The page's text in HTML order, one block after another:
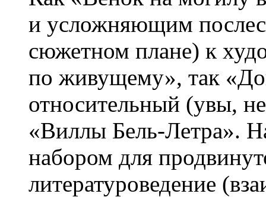
и усложняющим
сюжетном плане) к
по живущему», так
относительный (увы,
«Виллы Бель-Летра».
набором для
литературоведение